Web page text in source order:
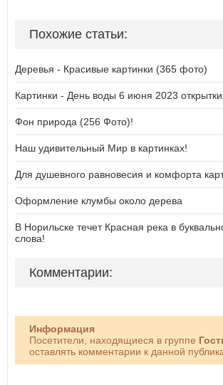
Похожие статьи:
Деревья - Красивые картинки (365 фото)
Картинки - День воды 6 июня 2023
Фон природа (256 Фото)!
Наш удивительный Мир в картинках!
Для душевного равновесия и комфорта
Оформление клумбы около дерева
В Норильске течет Красная река в
слова!
Комментарии:
Информация
Посетители, находящиеся в группе
оставлять комментарии к данной